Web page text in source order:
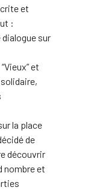
et
:
sur
et
la place
de
découvrir
nombre et